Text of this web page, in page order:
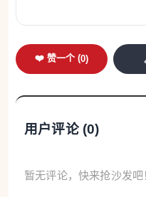
❤️ 赞一个 (0)
用户评论 (0)
暂无评论，快来抢沙发吧